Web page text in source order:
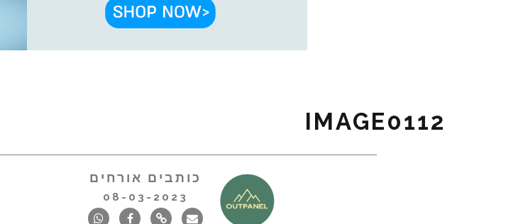
IMAGE0112
כותבים אורחים
08-03-2023